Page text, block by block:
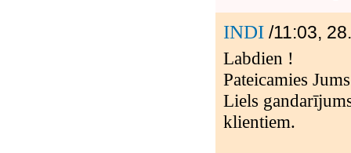
INDI /11:03,
Labdien !
Pateicamies
Liels
klientiem.